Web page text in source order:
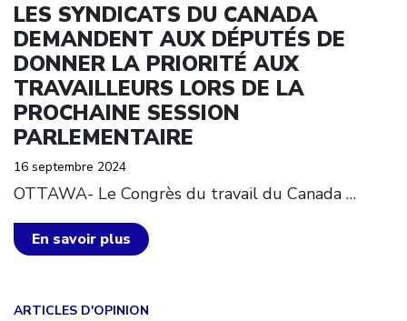
LES SYNDICATS DU CANADA
DEMANDENT AUX DÉPUTÉS DE
DONNER LA PRIORITÉ AUX
TRAVAILLEURS LORS DE LA
PROCHAINE SESSION
PARLEMENTAIRE
16 septembre 2024
OTTAWA- Le Congrès du travail du Canada …
En savoir plus
ARTICLES D'OPINION